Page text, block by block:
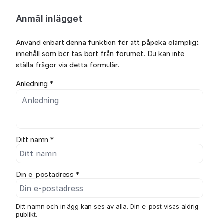
Anmäl inlägget
Använd enbart denna funktion för att påpeka olämpligt
innehåll som bör tas bort från forumet. Du kan inte
ställa frågor via detta formulär.
Anledning *
Ditt namn *
Din e-postadress *
Ditt namn och inlägg kan ses av alla. Din e-post visas aldrig
publikt.